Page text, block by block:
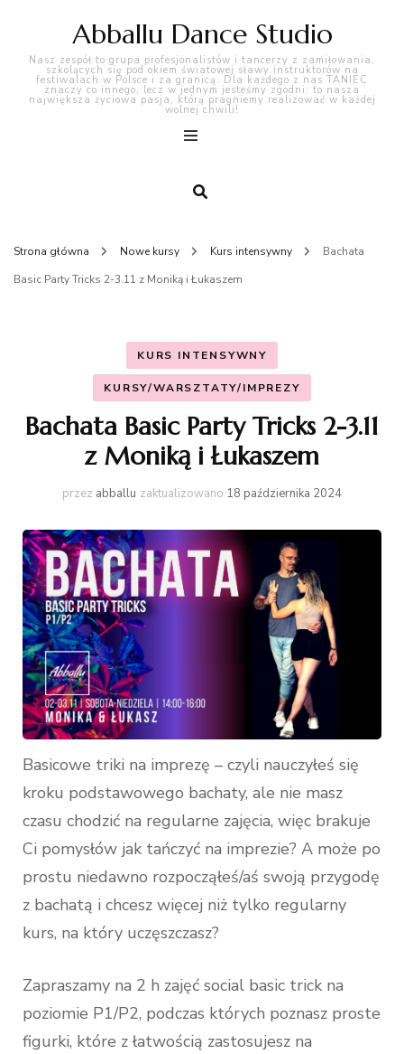
Abballu Dance Studio
Nasz zespół to grupa profesjonalistów i tancerzy z zamiłowania,
szkolących się pod okiem światowej sławy instruktorów na
festiwalach w Polsce i za granicą. Dla każdego z nas TANIEC
znaczy co innego, lecz w jednym jesteśmy zgodni: to nasza
największa życiowa pasja, którą pragniemy realizować w każdej
wolnej chwili!
Strona główna Nowe kursy Kurs intensywny
Bachata
Basic Party Tricks 2-3.11 z Moniką i Łukaszem
KURS INTENSYWNY
KURSY/WARSZTATY/IMPREZY
Bachata Basic Party Tricks 2-3.11
z Moniką i Łukaszem
przez abballu zaktualizowano 18 października 2024
Basicowe triki na imprezę – czyli nauczyłeś się
kroku podstawowego bachaty, ale nie masz
czasu chodzić na regularne zajęcia, więc brakuje
Ci pomysłów jak tańczyć na imprezie? A może po
prostu niedawno rozpocząłeś/aś swoją przygodę
z bachatą i chcesz więcej niż tylko regularny
kurs, na który uczęszczasz?
Zapraszamy na 2 h zajęć social basic trick na
poziomie P1/P2, podczas których poznasz proste
figurki, które z łatwością zastosujesz na